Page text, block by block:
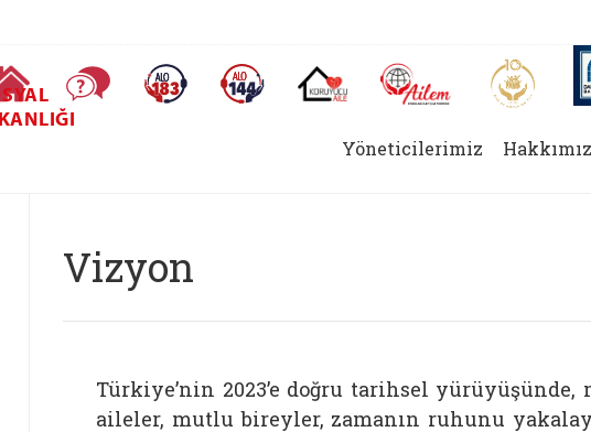
Ana Sayfa Sıkça Sorulan SorularAlo 183 (yeni sekmede açılır)Alo 144 (yeni sekmede açılır)Koruyucu Aile (yeni sekmede açılır)
AİLEM İletişim Aile ve
Yöneticilerimiz
Vizyon
Türkiye’nin 2023’e doğru tarihsel
aileler, mutlu bireyler, zamanın ruhunu